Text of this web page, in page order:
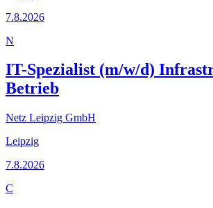
7.8.2026
N
IT-Spezialist (m/w/d)
Betrieb
Netz Leipzig GmbH
Leipzig
7.8.2026
C